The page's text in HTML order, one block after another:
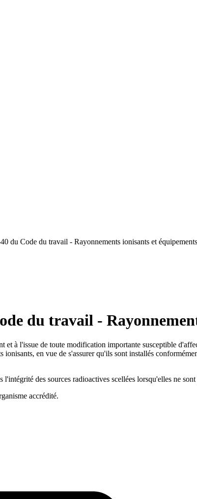
du Code du travail - Rayonnements ionisants et
du travail -
et à l'issue de toute modification importante susceptible
ionisants, en vue de s'assurer qu'ils sont installés
des sources radioactives scellées lorsqu'elles ne
accrédité.